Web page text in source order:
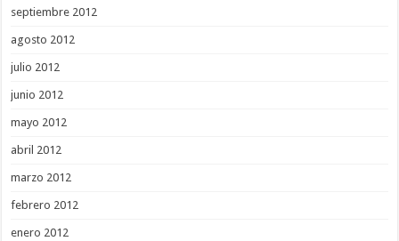
septiembre 2012
agosto 2012
julio 2012
junio 2012
mayo 2012
abril 2012
marzo 2012
febrero 2012
enero 2012